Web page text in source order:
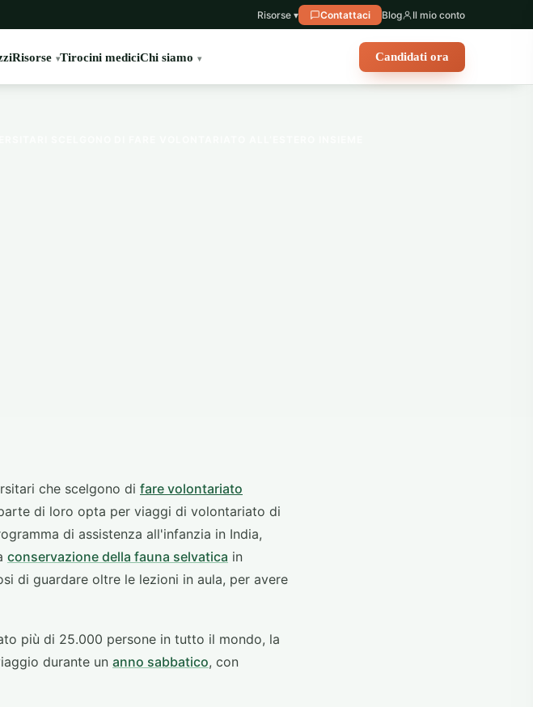
Risorse ▾ Contattaci Blog Il mio conto
Risorse Tirocini mediciChi siamo Candidati ora
che scelgono di fare volontariato
di loro opta per viaggi di volontariato di
di assistenza all'infanzia in India,
conservazione della fauna selvatica in
di guardare oltre le lezioni in aula, per avere
più di 25.000 persone in tutto il mondo, la
durante un anno sabbatico, con